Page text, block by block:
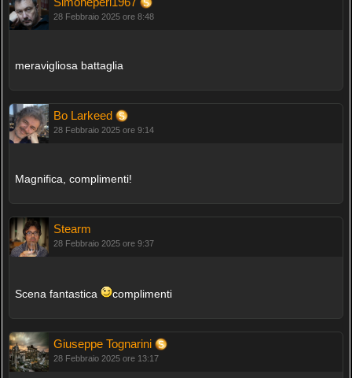
28 Febbraio 2025 ore 8:48
meravigliosa battaglia
Bo Larkeed
28 Febbraio 2025 ore 9:14
Magnifica, complimenti!
Stearm
28 Febbraio 2025 ore 9:37
Scena fantastica complimenti
Giuseppe Tognarini
28 Febbraio 2025 ore 13:17